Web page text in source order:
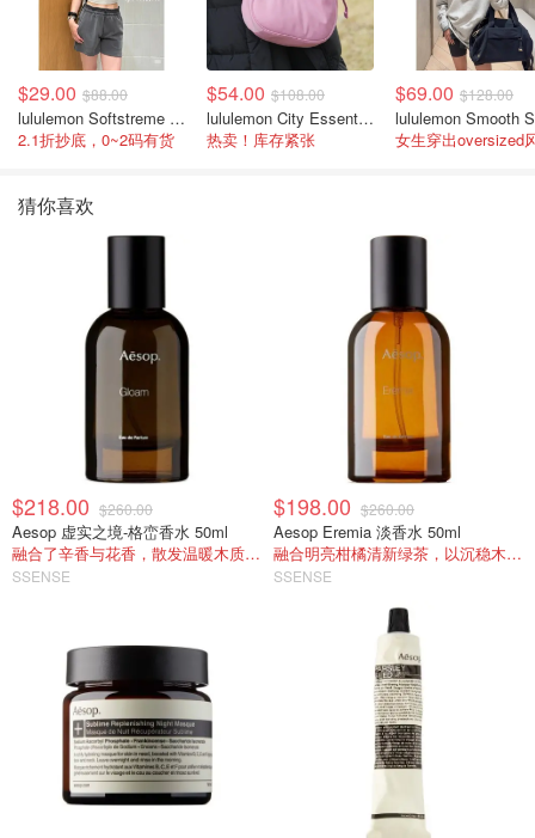
$29.00 $88.00
lululemon Softstreme 女士高腰短裤 10cm
2.1折抄底，0~2码有货
$54.00 $108.00
lululemon City Essentials 肩背包 4L
热卖！库存紧张
$69.00 $128.00
女生穿出oversized
猜你喜欢
$218.00 $260.00
Aesop 虚实之境-格峦香水 50ml
融合了辛香与花香，散发温暖木质气息
SSENSE
$198.00 $260.00
Aesop Eremia 淡香水 50ml
融合明亮柑橘清新绿茶，以沉稳木质鸢尾收尾
SSENSE